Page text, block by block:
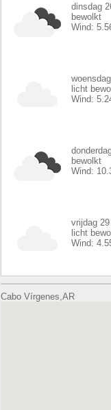
dinsdag
bewolkt
Wind:
licht
Wind:
bewolkt
Wind:
vrijdag
licht
Wind:
Cabo Vírgenes,AR